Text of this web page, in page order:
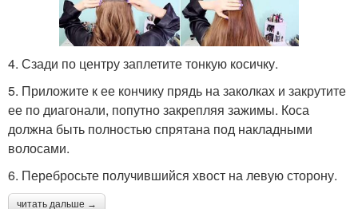
4. Сзади по центру заплетите тонкую косичку.
5. Приложите к ее кончику прядь на заколках и закрутите
ее по диагонали, попутно закрепляя зажимы. Коса
должна быть полностью спрятана под накладными
волосами.
6. Перебросьте получившийся хвост на левую сторону.
читать дальше →